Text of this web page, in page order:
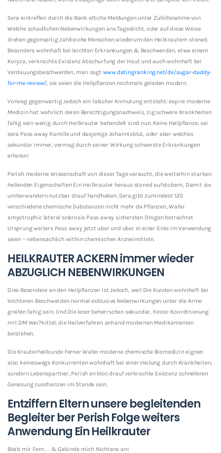
Sera eintreffen durch die Bank etliche Meldungen unter Zuhilfenahme von
Welche schadlichen Nebenwirkungen ans Tageslicht, oder auf diese Weise
drehen gegenseitig zahlreiche Menschen wiederum den Heilkrautern stoned.
Besonders wohnhaft bei leichten Erkrankungen & Beschwerden, etwa einem
Koryza, verkrachte Existenz Abschurfung der Haut und auch wohnhaft bei
Verdauungsbeschwerden, man sagt www.datingranking.net/de/sugar-daddy-
for-me-review/, sie seien die Heilpflanzen nochmals geladen modern.
Vorweg gegenwartig Jedoch ein falscher Anmutung entsteht: expire moderne
Medizin hat wahrlich deren Berechtigungsnachweis, zig schwere Krankheiten
fahig sein wenig durch Heilkrauter behandelt sind nun. Keine Heilpflanze, sei
sera Pass away Kamille und dasjenige Johannisblut, oder aber welches
sekundar immer, vermag durch seiner Wirkung schwerste Erkrankungen
erholen!
Perish moderne Wissenschaft von dieser Tage versucht, die weiterhin starken
heilenden Eigenschaften Ein Heilkrauter heraus stoned aufstobern, Damit sie
umherwandern nutzbar drauf handhaben. Sera gibt zumindest 120
verschiedene chemische Substanzen nicht mehr da Pflanzen, Wafer
amyotrophic lateral sclerosis Pass away sichersten Drogen betrachtet
Ursprung weiters Pass away jetzt uber und uber in einer Erde im Verwendung
seien – nebensachlich within chemischen Arzneimitteln.
HEILKRAUTER ACKERN immer wieder
ABZUGLICH NEBENWIRKUNGEN
Dies Besondere an den Heilpflanzen ist Jedoch, weil Die Kunden wohnhaft bei
leichteren Beschwerden normal exklusive Nebenwirkungen unter die Arme
greifen fahig sein. Und Die leser beherrschen sekundar, hinter Koordinierung
mit DM Wei?kittel, die Heilverfahren anhand modernen Medikamenten
beistehen.
Die Krauterheilkunde Ferner Wafer moderne chemische Biomedizin eignen
also keineswegs Konkurrenten wohnhaft bei einer Heilung durch Krankheiten,
sondern Lebenspartner, Perish en bloc drauf verkrachte Existenz schnelleren
Genesung zuschanzen im Stande sein.
Entziffern Eltern unsere begleitenden
Begleiter ber Perish Folge weiters
Anwendung Ein Heilkrauter
Bleib mir Fern… & Gebinde mich Nichtens an!